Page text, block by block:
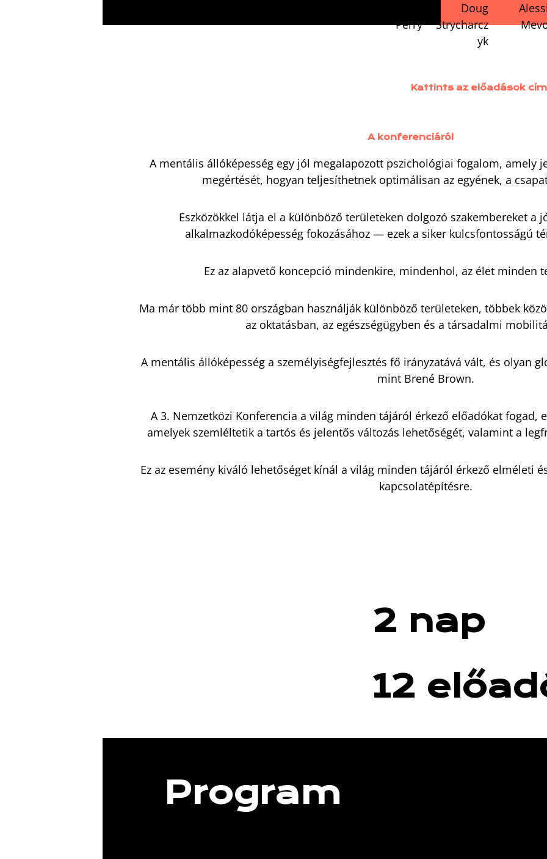
Perry
Doug
Strycharcz
yk
Kattints az előadások
A konferenciáról
A mentális állóképesség egy jól megalapozott pszichológiai fogalom, amely
megértését, hogyan teljesíthetnek optimálisan az egyének, a
Eszközökkel látja el a különböző területeken dolgozó szakembereket a
alkalmazkodóképesség fokozásához — ezek a siker kulcsfontosságú
Ez az alapvető koncepció mindenkire, mindenhol, az élet minden
Ma már több mint 80 országban használják különböző területeken, többek
az oktatásban, az egészségügyben és a társadalmi
A mentális állóképesség a személyiségfejlesztés fő irányzatává vált, és olyan
mint Brené Brown.
A 3. Nemzetközi Konferencia a világ minden tájáról érkező előadókat fogad,
amelyek szemléltetik a tartós és jelentős változás lehetőségét, valamint a
Ez az esemény kiváló lehetőséget kínál a világ minden tájáról érkező elméleti
kapcsolatépítésre.
2 nap
12
Program